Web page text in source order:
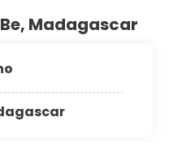
Madagascar